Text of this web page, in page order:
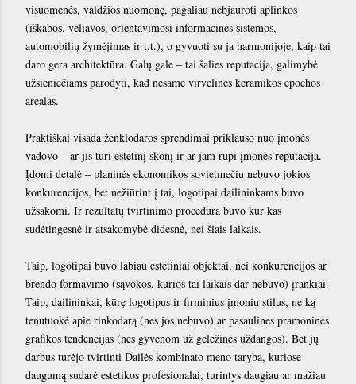
visuomenės, valdžios nuomonę, pagaliau nebjauroti aplinkos
(iškabos, vėliavos, orientavimosi informacinės sistemos,
automobilių žymėjimas ir t.t.), o gyvuoti su ja harmonijoje, kaip tai
daro gera architektūra. Galų gale – tai šalies reputacija, galimybė
užsieniečiams parodyti, kad nesame virvelinės keramikos epochos
arealas.
Praktiškai visada ženklodaros sprendimai priklauso nuo įmonės
vadovo – ar jis turi estetinį skonį ir ar jam rūpi įmonės reputacija.
Įdomi detalė – planinės ekonomikos sovietmečiu nebuvo jokios
konkurencijos, bet nežiūrint į tai, logotipai dailininkams buvo
užsakomi. Ir rezultatų tvirtinimo procedūra buvo kur kas
sudėtingesnė ir atsakomybė didesnė, nei šiais laikais.
Taip, logotipai buvo labiau estetiniai objektai, nei konkurencijos ar
brendo formavimo (sąvokos, kurios tai laikais dar nebuvo) įrankiai.
Taip, dailininkai, kūrę logotipus ir firminius įmonių stilus, ne ką
tenutuokė apie rinkodarą (nes jos nebuvo) ar pasaulines pramoninės
grafikos tendencijas (nes gyvenom už geležinės uždangos). Bet jų
darbus turėjo tvirtinti Dailės kombinato meno taryba, kuriose
daugumą sudarė estetikos profesionalai, turintys daugiau ar mažiau